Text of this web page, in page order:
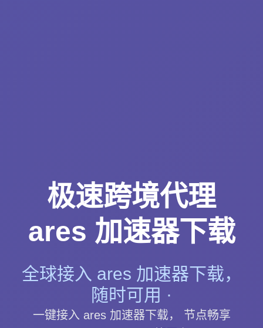
极速跨境代理
ares 加速器下载
全球接入 ares 加速器下载，
随时可用 ·
一键接入 ares 加速器下载， 节点畅享